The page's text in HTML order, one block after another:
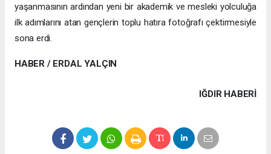
yaşanmasının ardından yeni bir akademik ve mesleki yolculuğa
ilk adımlarını atan gençlerin toplu hatıra fotoğrafı çektirmesiyle
sona erdi.
HABER / ERDAL YALÇIN
IĞDIR HABERİ